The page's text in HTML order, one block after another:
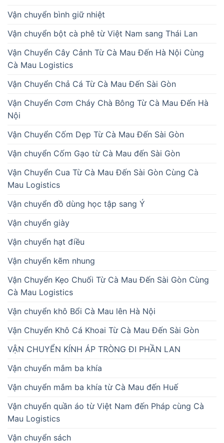
Vận chuyển bình giữ nhiệt
Vận chuyển bột cà phê từ Việt Nam sang Thái Lan
Vận Chuyển Cây Cảnh Từ Cà Mau Đến Hà Nội Cùng
Cà Mau Logistics
Vận Chuyển Chả Cá Từ Cà Mau Đến Sài Gòn
Vận Chuyển Cơm Cháy Chà Bông Từ Cà Mau Đến Hà
Nội
Vận Chuyển Cốm Dẹp Từ Cà Mau Đến Sài Gòn
Vận chuyển Cốm Gạo từ Cà Mau đến Sài Gòn
Vận Chuyển Cua Từ Cà Mau Đến Sài Gòn Cùng Cà
Mau Logistics
Vận chuyển đồ dùng học tập sang Ý
Vận chuyển giày
Vận chuyển hạt điều
Vận chuyển kẽm nhung
Vận Chuyển Kẹo Chuối Từ Cà Mau Đến Sài Gòn Cùng
Cà Mau Logistics
Vận chuyển khô Bổi Cà Mau lên Hà Nội
Vận Chuyển Khô Cá Khoai Từ Cà Mau Đến Sài Gòn
VẬN CHUYỂN KÍNH ÁP TRÒNG ĐI PHẦN LAN
Vận chuyển mắm ba khía
Vận chuyển mắm ba khía từ Cà Mau đến Huế
Vận chuyển quần áo từ Việt Nam đến Pháp cùng Cà
Mau Logistics
Vận chuyển sách